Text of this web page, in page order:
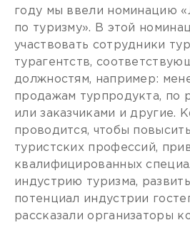
году мы ввели номинацию
по туризму». В этой
участвовать сотрудники
турагентств,
должностям, например:
продажам турпродукта, по
или заказчиками и другие.
проводится, чтобы
туристских профессий,
квалифицированных
индустрию туризма,
потенциал индустрии
рассказали организаторы